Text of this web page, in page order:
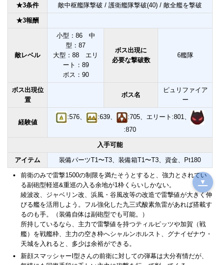
★3条件 敵中枢艦隊撃破 / 護衛艦隊撃破(40) / 敵全艦を撃破
★3報酬
敵レベル
小型：86 中
型：87
大型：88 エリ
ート：89
ボス：90
ボス出現に
必要な撃破数
6艦隊
ボス出現位
置
ボス名
ピュリファイア
ー
経験値
:576、 :639、
:705、エリート:801、
:870
入手可能
アイテム 装備パーツT1〜T3、装備箱T1〜T3、資金、Pt180
前衛のみで雷撃1500の制限を満たそうとすると、強力とされてい
る副砲型軽巡&重巡の入る余地が1枠くらいしかない。
綾波改、ジャベリン改、浜風・谷風改等の改造で雷撃値が大きく伸
びる艦を活用しよう。フル強化した九三式酸素魚雷があれば搭載す
るのも手。（装備自体は副砲型でも可能。）
所持しているなら、主力で雷撃値を持つティルピッツや加賀（戦
艦）を戦艦枠、主力の空き枠へシャルンホルスト、グナイゼナウ・
天城を入れると、多少は余裕ができる。
新顔スマッシャーI型さんの前衛に対しての弾幕は大分有情だが、
▼